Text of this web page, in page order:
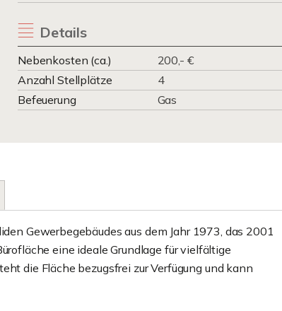
Details
Nebenkosten (ca.) 200,- €
Anzahl Stellplätze
4
Befeuerung
Gas
Gewerbegebäudes aus dem Jahr 1973, das 2001
eine ideale Grundlage für vielfältige
die Fläche bezugsfrei zur Verfügung und kann